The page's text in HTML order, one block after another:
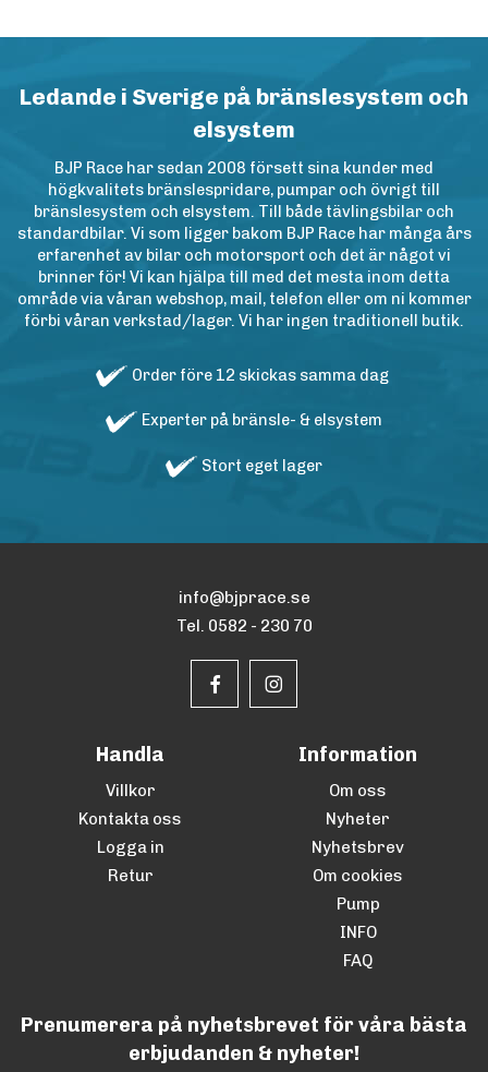
Ledande i Sverige på bränslesystem och
elsystem
BJP Race har sedan 2008 försett sina kunder med
högkvalitets bränslespridare, pumpar och övrigt till
bränslesystem och elsystem. Till både tävlingsbilar och
standardbilar. Vi som ligger bakom BJP Race har många års
erfarenhet av bilar och motorsport och det är något vi
brinner för! Vi kan hjälpa till med det mesta inom detta
område via våran webshop, mail, telefon eller om ni kommer
förbi våran verkstad/lager. Vi har ingen traditionell butik.
Order före 12 skickas samma dag
Experter på bränsle- & elsystem
Stort eget lager
info@bjprace.se
Tel. 0582 - 230 70
Handla
Villkor
Kontakta oss
Logga in
Retur
Information
Om oss
Nyheter
Nyhetsbrev
Om cookies
Pump
INFO
FAQ
Prenumerera på nyhetsbrevet för våra bästa
erbjudanden & nyheter!